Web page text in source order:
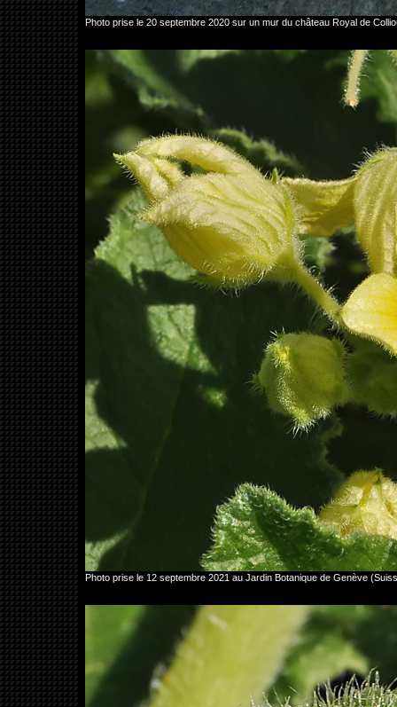
Photo prise le 20 septembre 2020 sur un mur du château Royal de
Photo prise le 12 septembre 2021 au Jardin Botanique de Genève